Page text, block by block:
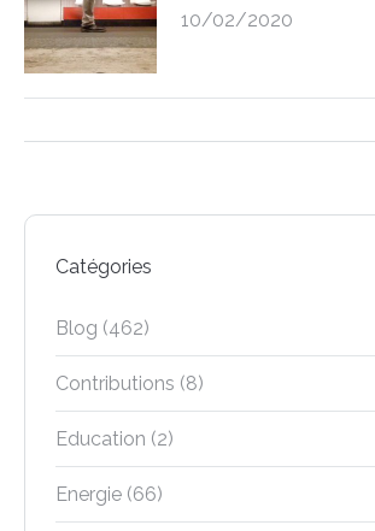
10/02/2020
Catégories
Blog (462)
Contributions (8)
Education (2)
Energie (66)